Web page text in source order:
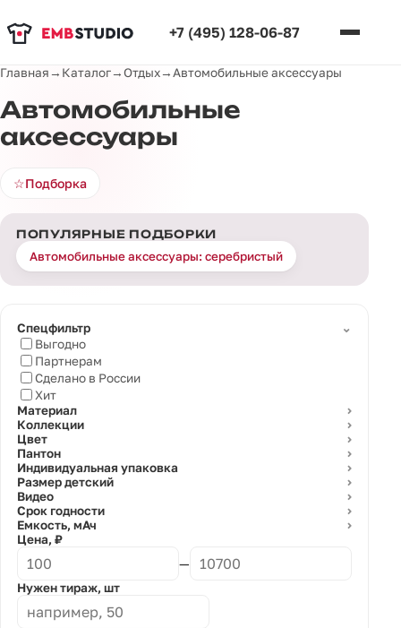
+7 (495) 128-06-87
Главная→ Каталог→Отдых→Автомобильные аксессуары
Автомобильные
аксессуары
☆Подборка
ПОПУЛЯРНЫЕ ПОДБОРКИ
Автомобильные аксессуары: серебристый
Спецфильтр
⌄
Выгодно
Партнерам
Сделано в России
Хит
Материал
⌄
Коллекции ⌄
Цвет ⌄
Пантон ⌄
Индивидуальная упаковка ⌄
Размер детский ⌄
Видео ⌄
Срок годности ⌄
Емкость, мАч ⌄
Цена, ₽
—
Нужен тираж, шт